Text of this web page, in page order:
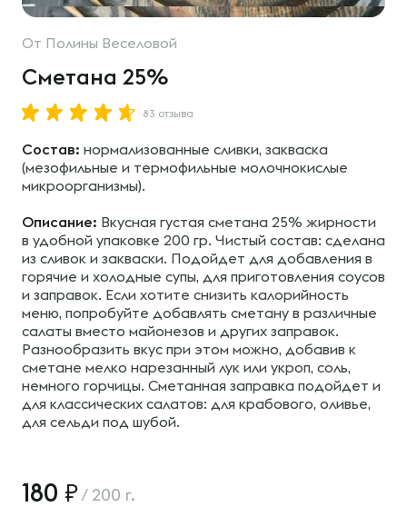
От Полины Веселовой
Сметана 25%
83 отзыва
Состав: нормализованные сливки, закваска
(мезофильные и термофильные молочнокислые
микроорганизмы).
Описание: Вкусная густая сметана 25% жирности
в удобной упаковке 200 гр. Чистый состав: сделана
из сливок и закваски. Подойдет для добавления в
горячие и холодные супы, для приготовления соусов
и заправок. Если хотите снизить калорийность
меню, попробуйте добавлять сметану в различные
салаты вместо майонезов и других заправок.
Разнообразить вкус при этом можно, добавив к
сметане мелко нарезанный лук или укроп, соль,
немного горчицы. Сметанная заправка подойдет и
для классических салатов: для крабового, оливье,
для сельди под шубой.
180 / 200 г.